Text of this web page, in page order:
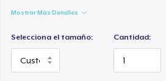
Mostrar Más Detalles
Selecciona el tamaño: Cantidad: